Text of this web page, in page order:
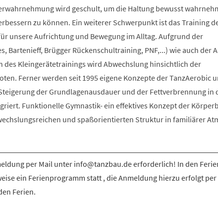
wird geschult, um die Haltung bewusst
zu können. Ein weiterer Schwerpunkt ist das Training
unsere Aufrichtung und Bewegung im Alltag. Aufgrund der
Bartenieff, Brügger Rückenschultraining, PNF,...) wie auch der
des Kleingerätetrainings wird Abwechslung hinsichtlich der
Ferner werden seit 1995 eigene Konzepte der TanzAerobic
der Grundlagenausdauer und der Fettverbrennung in
Funktionelle Gymnastik- ein effektives Konzept der
und spaßorientierten Struktur in familiärer
per Mail unter info@tanzbau.de erforderlich! In den
ein Ferienprogramm statt , die Anmeldung hierzu erfolgt per
Ferien.